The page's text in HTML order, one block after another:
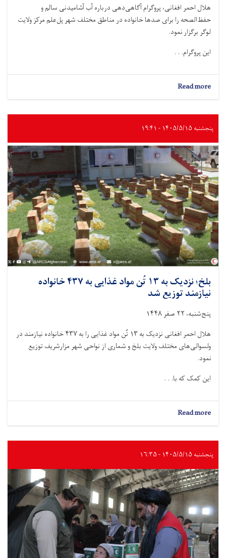
هلال احمر افغانی، پروگرام آگاهی‌دهی درباره آب آشامیدنی سالم و
حفظ‌الصحه را برای صدها خانواده در مناطق مختلف شهر پل‌علم مرکز ولایت
لوگر برگزار نمود.
این پروگرام. . .
Read more
لوگر؛
صدها
خانواده
آب
آشامیدنی
سالم
و
حفظ‌الصحه
آگاهی‌دهی
شد
پنجشنبه ۱۴۰۵/۵/۱۵ - ۱۹:۴۱
بلخ؛ نزدیک به ۱۳ تُن مواد غذایی به ۴۳۷ خانواده
نیازمند توزیع شد
پنج‌شنبه، ۲۲ صفر ۱۴۴۸
هلال احمر افغانی نزدیک به ۱۳ تُن مواد غذایی را به ۴۳۷ خانواده نیازمند در
ولسوالی‌های مختلف ولایت بلخ و شماری از نواحی شهر مزارشریف توزیع
نمود.
این کمک‌ که با. . .
Read more
بلخ؛
به
۱۳
مواد
غذایی
به
۴۳۷
خانواده
نیازمند
توزیع
شد
پنجشنبه ۱۴۰۵/۵/۱۵ - ۱۶:۳۵